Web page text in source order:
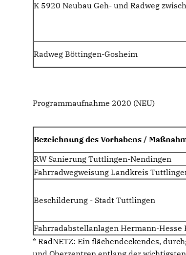
K 5920 Neubau Geh- und Radweg
Radweg Böttingen-Gosheim
Programmaufnahme 2020 (NEU)
Bezeichnung des Vorhabens /
RW Sanierung Tuttlingen-Nendingen
Fahrradwegweisung Landkreis
Beschilderung - Stadt Tuttlingen
Fahrradabstellanlagen Hermann-
* RadNETZ: Ein flächendeckendes,